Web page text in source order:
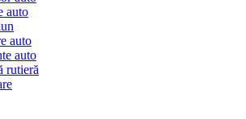
auto
auto
auto
rutieră